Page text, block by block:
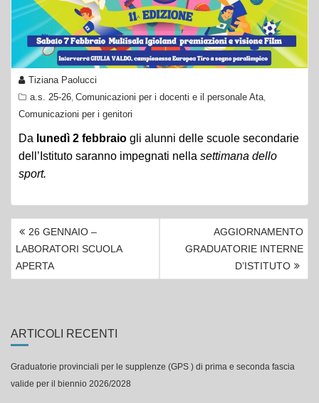
Tiziana Paolucci
a.s. 25-26, Comunicazioni per i docenti e il personale Ata,
Comunicazioni per i genitori
Da lunedì 2 febbraio gli alunni delle scuole secondarie
dell’Istituto saranno impegnati nella settimana dello
sport.
NAVIGAZIONE
26 GENNAIO –
LABORATORI SCUOLA
APERTA
AGGIORNAMENTO
GRADUATORIE INTERNE
D’ISTITUTO
ARTICOLI RECENTI
Graduatorie provinciali per le supplenze (GPS ) di prima e seconda fascia
valide per il biennio 2026/2028